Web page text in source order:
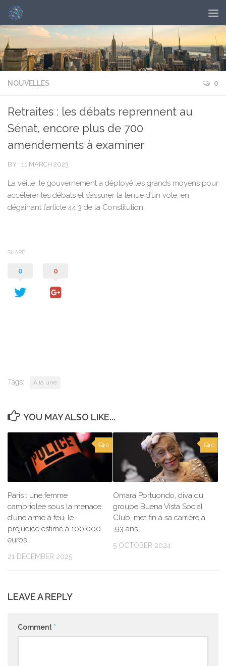
NOUVELLES 0
Retraites : les débats reprennent au
Sénat, encore plus de 700
amendements à examiner
BY · 11 MARCH 2023
La veille, le gouvernement a déployé les grands moyens pour
accélérer les débats et s’assurer la tenue d’un vote, en
dégainant l’article 44.3 de la Constitution.
SHARE
0 0
Tags: A la une
YOU MAY ALSO LIKE...
0
Paris : une femme
cambriolée sous la menace
d’une arme à feu, le
préjudice estimé à 100.000
euros
21 DECEMBER 2025
0
Omara Portuondo, diva du
groupe Buena Vista Social
Club, met fin à sa carrière à
93 ans
5 OCTOBER 2024
LEAVE A REPLY
Comment *